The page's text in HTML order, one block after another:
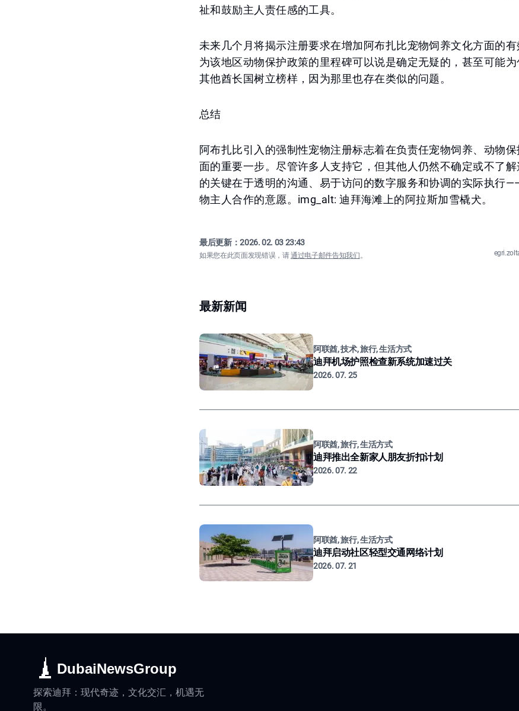
祉和鼓励主人责任感的工具。
未来几个月将揭示注册要求在增加阿布扎比宠物饲养文化方面的
为该地区动物保护政策的里程碑可以说是确定无疑的，甚至可能
其他酋长国树立榜样，因为那里也存在类似的问题。
总结
阿布扎比引入的强制性宠物注册标志着在负责任宠物饲养、动物
面的重要一步。尽管许多人支持它，但其他人仍然不确定或不了
的关键在于透明的沟通、易于访问的数字服务和协调的实际执行
物主人合作的意愿。img_alt: 迪拜海滩上的阿拉斯加雪橇犬。
最后更新：2026. 02. 03 23:43
如果您在此页面发现错误，请通过电子邮件告知我们。
最新新闻
阿联酋, 技术, 旅行, 生活方式
迪拜机场护照检查新系统加速过关
2026. 07. 25
阿联酋, 旅行, 生活方式
迪拜推出全新家人朋友折扣计划
2026. 07. 22
阿联酋, 旅行, 生活方式
迪拜启动社区轻型交通网络计划
2026. 07. 21
DubaiNewsGroup
探索迪拜：现代奇迹，文化交汇，机遇无
限。